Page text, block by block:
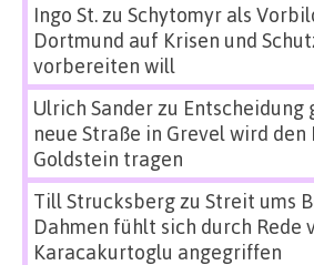
Ingo St.zu Schytomyr als
Dortmund auf Krisen und
vorbereiten will
Ulrich Sanderzu Entscheidung
neue Straße in Grevel wird den
Goldstein tragen
Till Strucksbergzu Streit ums
Dahmen fühlt sich durch Rede
Karacakurtoglu angegriffen